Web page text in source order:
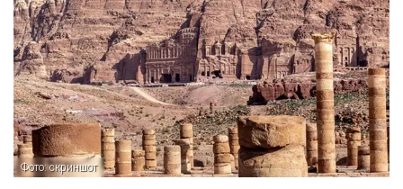
Фото: скриншот